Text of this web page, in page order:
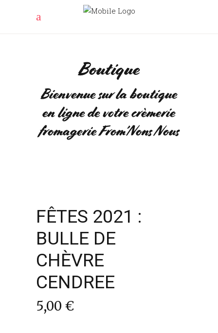
Boutique
Bienvenue sur la boutique
en ligne de votre crèmerie
fromagerie From’Nons Nous
FÊTES 2021 :
BULLE DE
CHÈVRE
CENDREE
5,00 €